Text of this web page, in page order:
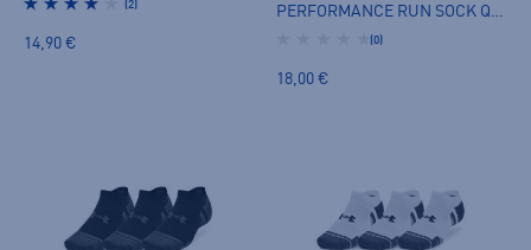
(2)
14,90 € (0)
18,00 €